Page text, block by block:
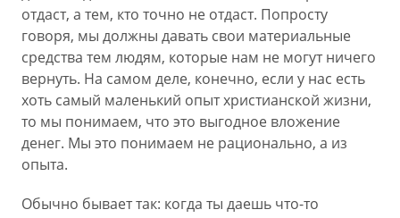
отдаст, а тем, кто точно не отдаст. Попросту
говоря, мы должны давать свои материальные
средства тем людям, которые нам не могут ничего
вернуть. На самом деле, конечно, если у нас есть
хоть самый маленький опыт христианской жизни,
то мы понимаем, что это выгодное вложение
денег. Мы это понимаем не рационально, а из
опыта.
Обычно бывает так: когда ты даешь что-то